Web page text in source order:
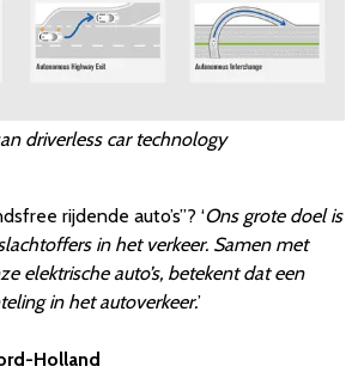
driverless car technology
rijdende auto’s”? ‘Ons grote doel is
in het verkeer. Samen met
elektrische auto’s, betekent dat een
in het autoverkeer.’
Holland